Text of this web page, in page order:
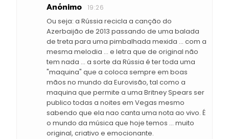
Anónimo 19:26
Ou seja: a Rússia recicla a canção do
Azerbaijão de 2013 passando de uma balada
de treta para uma pimbalhada mexida ... com a
mesma melodia ... e letra que de original não
tem nada ... a sorte da Rússia é ter toda uma
"maquina" que a coloca sempre em boas
mãos no mundo da Eurovisão, tal como a
maquina que permite a uma Britney Spears ser
publico todas a noites em Vegas mesmo
sabendo que ela nao canta uma nota ao vivo. É
o mundo da música que hoje temos ... muito
original, criativo e emocionante.